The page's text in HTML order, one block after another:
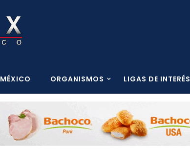
MÉXICO ORGANISMOS LIGAS DE INTERÉS